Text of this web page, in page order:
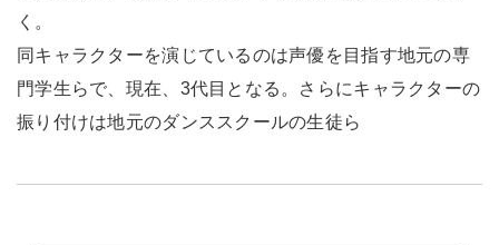
く。
同キャラクターを演じているのは声優を目指す地元の専
門学生らで、現在、3代目となる。さらにキャラクターの
振り付けは地元のダンススクールの生徒ら